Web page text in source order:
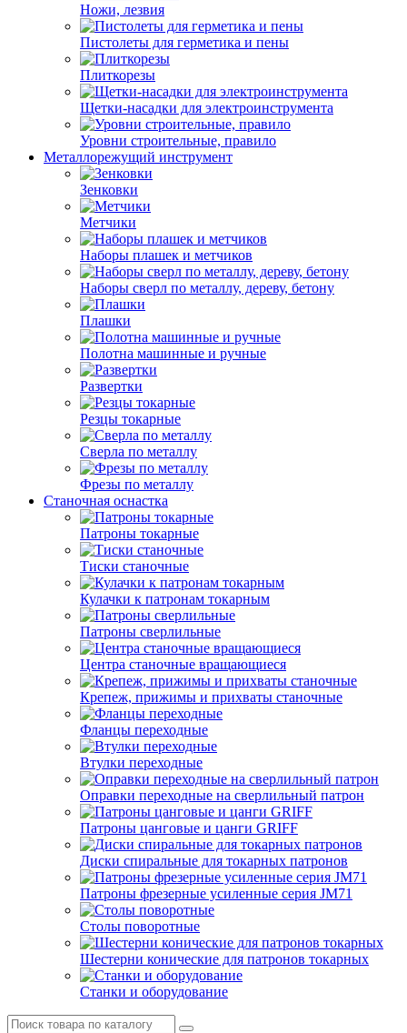
Ножи, лезвия
Пистолеты для герметика и пены
Плиткорезы
Щетки-насадки для электроинструмента
Уровни строительные, правило
Металлорежущий инструмент
Зенковки
Метчики
Наборы плашек и метчиков
Наборы сверл по металлу, дереву, бетону
Плашки
Полотна машинные и ручные
Развертки
Резцы токарные
Сверла по металлу
Фрезы по металлу
Станочная оснастка
Патроны токарные
Тиски станочные
Кулачки к патронам токарным
Патроны сверлильные
Центра станочные вращающиеся
Крепеж, прижимы и прихваты станочные
Фланцы переходные
Втулки переходные
Оправки переходные на сверлильный патрон
Патроны цанговые и цанги GRIFF
Диски спиральные для токарных патронов
Патроны фрезерные усиленные серия JM71
Столы поворотные
Шестерни конические для патронов токарных
Станки и оборудование